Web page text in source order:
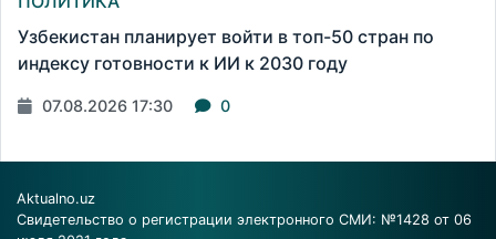
Узбекистан планирует войти в топ-50 стран по
индексу готовности к ИИ к 2030 году
07.08.2026 17:30 0
Aktualno.uz
Свидетельство о регистрации электронного СМИ: №1428 от 06